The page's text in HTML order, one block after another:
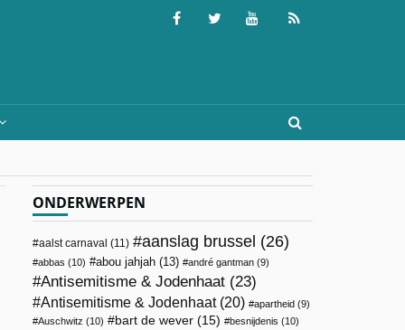
ONDERWERPEN
aalst carnaval (11) aanslag brussel (26)
abbas (10) abou jahjah (13) andré gantman (9)
Antisemitisme & Jodenhaat (23)
Antisemitisme & Jodenhaat(20) apartheid (9)
Auschwitz (10) bart de wever (15) besnijdenis (10)